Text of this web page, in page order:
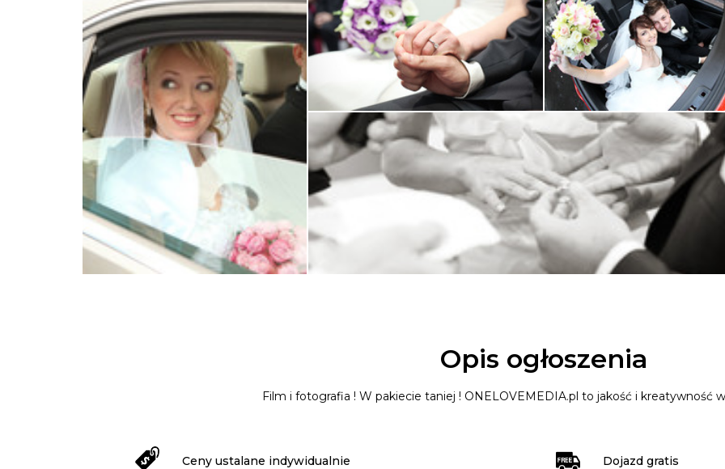
Opis ogłoszenia
Film i fotografia ! W pakiecie taniej ! ONELOVEMEDIA.pl to jakość i kreatywność
Ceny ustalane indywidualnie Dojazd gratis